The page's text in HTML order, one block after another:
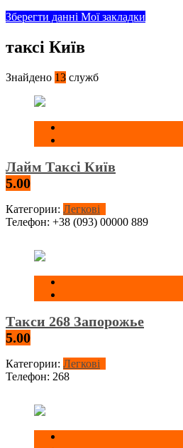
Зберегти данні Мої закладки
таксі Київ
Знайдено 13 служб
Лайм Таксі Київ
5.00
Категории: Легкові
Телефон: +38 (093) 00000 889
Такси 268 Запорожье
5.00
Категории: Легкові
Телефон: 268